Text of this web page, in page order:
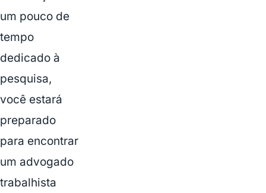
um pouco de
tempo
dedicado à
pesquisa,
você estará
preparado
para encontrar
um advogado
trabalhista